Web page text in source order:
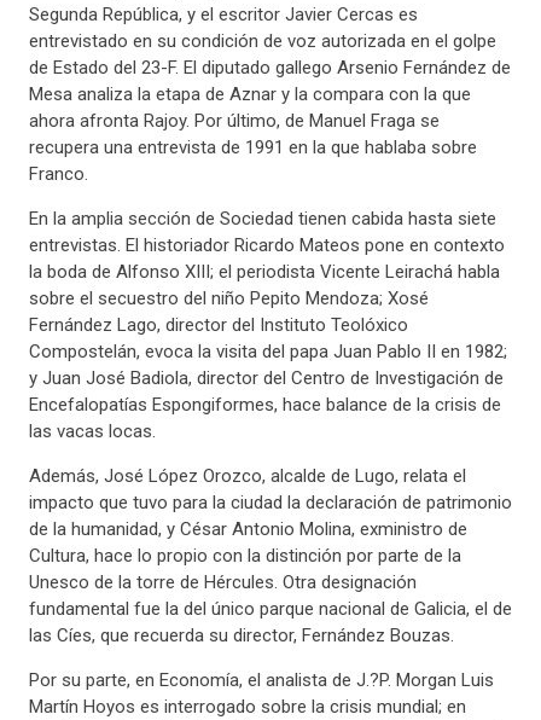
Segunda República, y el escritor Javier Cercas es
entrevistado en su condición de voz autorizada en el golpe
de Estado del 23-F. El diputado gallego Arsenio Fernández de
Mesa analiza la etapa de Aznar y la compara con la que
ahora afronta Rajoy. Por último, de Manuel Fraga se
recupera una entrevista de 1991 en la que hablaba sobre
Franco.
En la amplia sección de Sociedad tienen cabida hasta siete
entrevistas. El historiador Ricardo Mateos pone en contexto
la boda de Alfonso XIII; el periodista Vicente Leirachá habla
sobre el secuestro del niño Pepito Mendoza; Xosé
Fernández Lago, director del Instituto Teolóxico
Compostelán, evoca la visita del papa Juan Pablo II en 1982;
y Juan José Badiola, director del Centro de Investigación de
Encefalopatías Espongiformes, hace balance de la crisis de
las vacas locas.
Además, José López Orozco, alcalde de Lugo, relata el
impacto que tuvo para la ciudad la declaración de patrimonio
de la humanidad, y César Antonio Molina, exministro de
Cultura, hace lo propio con la distinción por parte de la
Unesco de la torre de Hércules. Otra designación
fundamental fue la del único parque nacional de Galicia, el de
las Cíes, que recuerda su director, Fernández Bouzas.
Por su parte, en Economía, el analista de J.?P. Morgan Luis
Martín Hoyos es interrogado sobre la crisis mundial; en